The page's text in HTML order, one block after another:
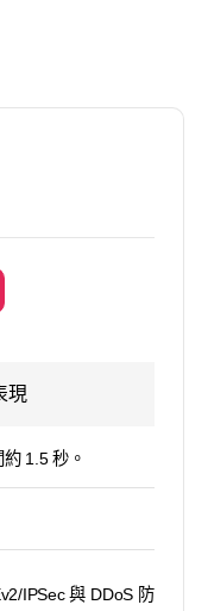
現
1.5 秒。
IPSec 與 DDoS 防護